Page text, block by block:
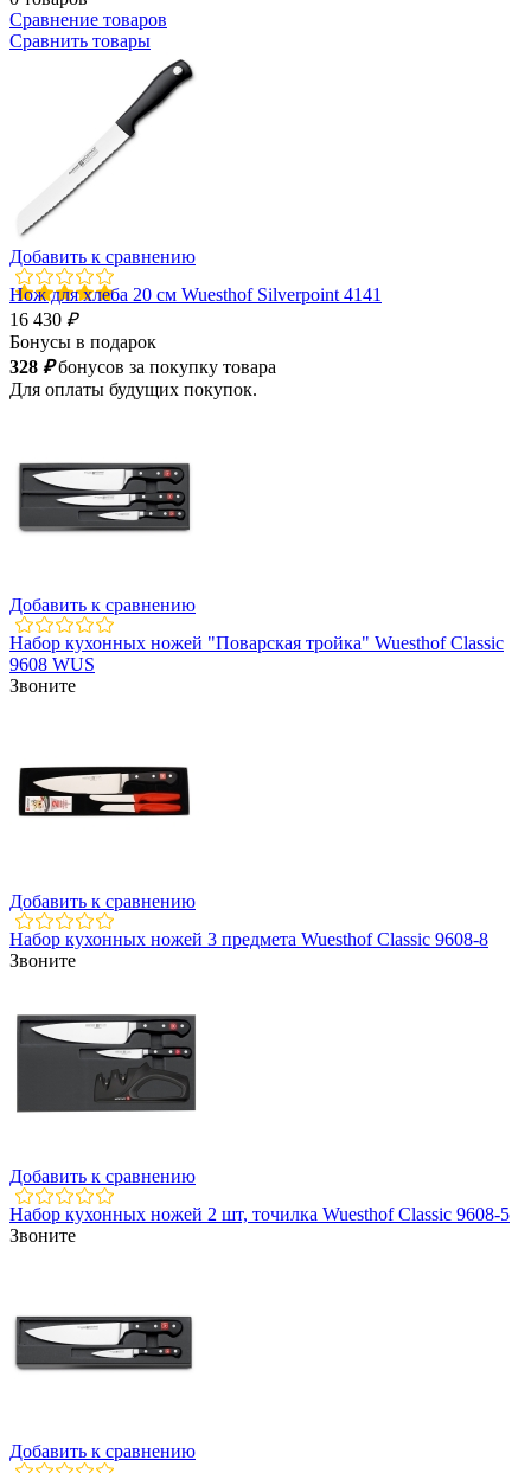
Сравнение товаров
Сравнить товары
Добавить к сравнению
Нож для хлеба 20 см Wuesthof Silverpoint 4141
16 430 ₽
Бонусы в подарок
328 ₽бонусов за покупку товара
Для оплаты будущих покупок.
Добавить к сравнению
Набор кухонных ножей "Поварская тройка" Wuesthof Classic
9608 WUS
Звоните
Добавить к сравнению
Набор кухонных ножей 3 предмета Wuesthof Classic 9608-8
Звоните
Добавить к сравнению
Набор кухонных ножей 2 шт, точилка Wuesthof Classic 9608-5
Звоните
Добавить к сравнению